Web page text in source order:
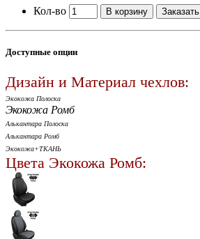
Кол-во В корзину Заказать
Доступные опции
Дизайн и Материал чехлов:
Экокожа Полоска
Экокожа Ромб
Алькантара Полоска
Алькантара Ромб
Экокожа+ТКАНЬ
Цвета Экокожа Ромб: